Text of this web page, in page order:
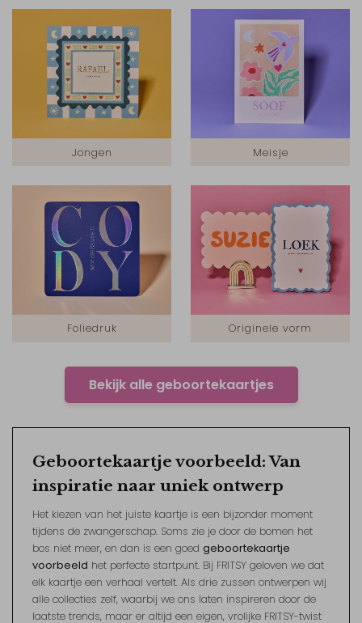
Jongen Meisje
Foliedruk Originele vorm
Bekijk alle geboortekaartjes
Geboortekaartje voorbeeld: Van
inspiratie naar uniek ontwerp
Het kiezen van het juiste kaartje is een bijzonder moment
tijdens de zwangerschap. Soms zie je door de bomen het
bos niet meer, en dan is een goed geboortekaartje
voorbeeld het perfecte startpunt. Bij FRITSY geloven we dat
elk kaartje een verhaal vertelt. Als drie zussen ontwerpen wij
alle collecties zelf, waarbij we ons laten inspireren door de
laatste trends, maar er altijd een eigen, vrolijke FRITSY-twist